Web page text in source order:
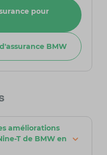
pour
BMW
améliorations
T de BMW en